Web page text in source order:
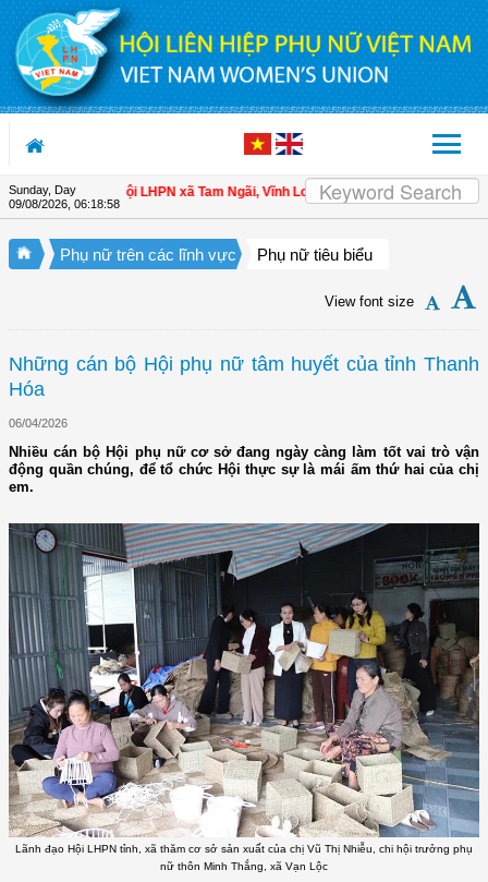
Skip to Content
Sunday, Day
09/08/2026, 06:18:59
hội viên | Hội LHPN xã Tam Ngãi, Vĩnh Long sơ kết công tác Hội và phong
Phụ nữ trên các lĩnh vực Phụ nữ tiêu biểu
View font size
Những cán bộ Hội phụ nữ tâm huyết của tỉnh Thanh
Hóa
06/04/2026
Nhiều cán bộ Hội phụ nữ cơ sở đang ngày càng làm tốt vai trò vận
động quần chúng, để tổ chức Hội thực sự là mái ấm thứ hai của chị
em.
Lãnh đạo Hội LHPN tỉnh, xã thăm cơ sở sản xuất của chị Vũ Thị Nhiễu, chi hội trưởng phụ
nữ thôn Minh Thắng, xã Vạn Lộc